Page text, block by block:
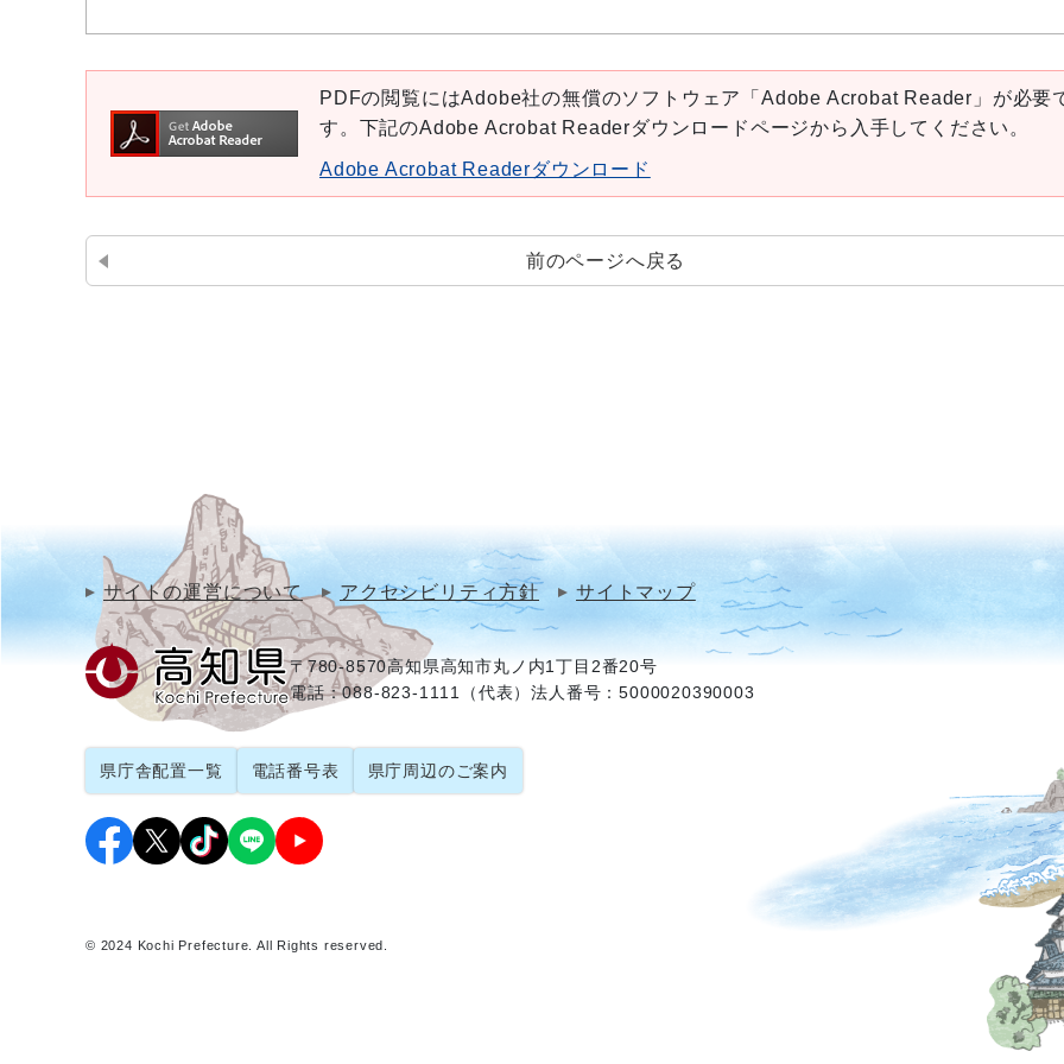
PDFの閲覧にはAdobe社の無償のソフトウェア「Adobe Acrobat Reader」が必要
す。下記のAdobe Acrobat Readerダウンロードページから入手してください。
Adobe Acrobat Readerダウンロード
前のページへ戻る
サイトの運営について アクセシビリティ方針 サイトマップ
〒780-8570高知県高知市丸ノ内1丁目2番20号
電話：088-823-1111（代表）法人番号：5000020390003
県庁舎配置一覧 電話番号表 県庁周辺のご案内
© 2024 Kochi Prefecture. All Rights reserved.